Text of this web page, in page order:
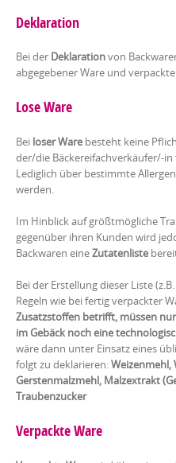
Deklaration
Bei der Deklarationvon
abgegebener Ware und
Lose Ware
Bei loser Ware besteht keine
der/die Bäckereifachverkäufer/-
Lediglich über bestimmte
werden.
Im Hinblick auf größtmögliche
gegenüber ihren Kunden wird
Backwaren eineZutatenliste
Bei der Erstellung dieser Liste
Regeln wie bei fertig verpackter
Zusatzstoffen betrifft, müssen
im Gebäck noch eine
wäre dann unter Einsatz eines
folgt zu deklarieren:Weizenmehl,
Gerstenmalzmehl, Malzextrakt
Traubenzucker
Verpackte Ware